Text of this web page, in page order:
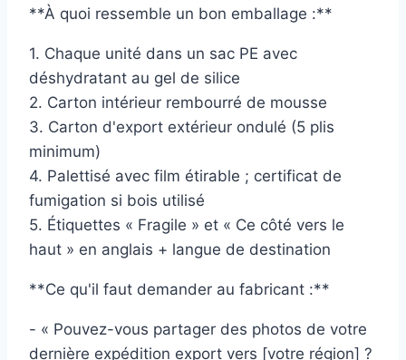
**À quoi ressemble un bon emballage :**
1. Chaque unité dans un sac PE avec
déshydratant au gel de silice
2. Carton intérieur rembourré de mousse
3. Carton d'export extérieur ondulé (5 plis
minimum)
4. Palettisé avec film étirable ; certificat de
fumigation si bois utilisé
5. Étiquettes « Fragile » et « Ce côté vers le
haut » en anglais + langue de destination
**Ce qu'il faut demander au fabricant :**
- « Pouvez-vous partager des photos de votre
dernière expédition export vers [votre région] ?